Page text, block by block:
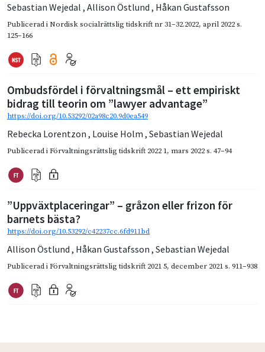
Sebastian Wejedal , Allison Östlund , Håkan Gustafsson
Publicerad iNordisk socialrättslig tidskrift nr 31–32.2022, april 2022s.
125–166
Ombudsfördel i förvaltningsmål – ett empiriskt
bidrag till teorin om ”lawyer advantage”
https://doi.org/10.53292/02a98c20.9d0ea549
Rebecka Lorentzon , Louise Holm , Sebastian Wejedal
Publicerad iFörvaltningsrättslig tidskrift 2022 1, mars 2022s. 47–94
”Uppväxtplaceringar” – gråzon eller frizon för
barnets bästa?
https://doi.org/10.53292/c42237cc.6fd911bd
Allison Östlund , Håkan Gustafsson , Sebastian Wejedal
Publicerad iFörvaltningsrättslig tidskrift 2021 5, december 2021s. 911–938